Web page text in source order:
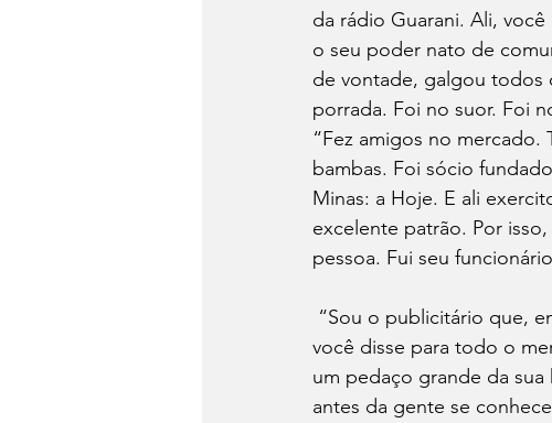
da rádio Guarani. Ali,
o seu poder nato de
de vontade, galgou todos
porrada. Foi no suor. Foi
“Fez amigos no mercado.
bambas. Foi sócio
Minas: a Hoje. E ali
excelente patrão. Por
pessoa. Fui seu
“Sou o publicitário que,
você disse para todo o
um pedaço grande da sua
antes da gente se